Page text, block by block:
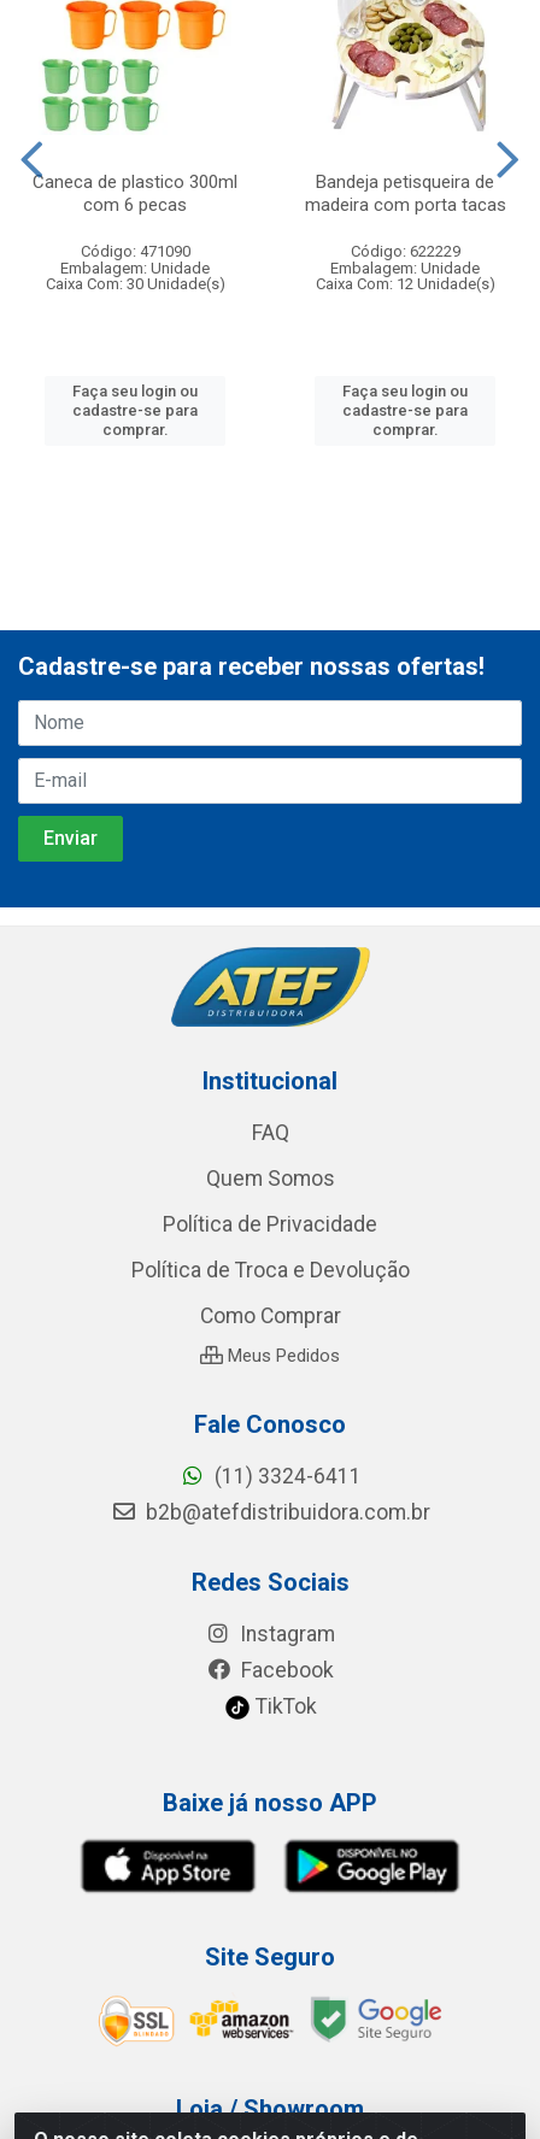
Caneca de plastico 300ml
com 6 pecas
Código: 471090
Embalagem: Unidade
Caixa Com: 30 Unidade(s)
Faça seu login ou
cadastre-se para
comprar.
Bandeja petisqueira de
madeira com porta tacas
Código: 622229
Embalagem: Unidade
Caixa Com: 12 Unidade(s)
Faça seu login ou
cadastre-se para
comprar.
Cadastre-se para receber nossas ofertas!
Institucional
FAQ
Quem Somos
Política de Privacidade
Política de Troca e Devolução
Como Comprar
Meus Pedidos
Fale Conosco
(11) 3324-6411
b2b@atefdistribuidora.com.br
Redes Sociais
Instagram
Facebook
TikTok
Baixe já nosso APP
Site Seguro
Loja / Showroom